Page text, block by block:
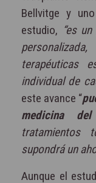
Bellvitge y
estudio, “es
terapéuticas
individual de
este avance “
medicina
tratamientos
supondrá un
Aunque el